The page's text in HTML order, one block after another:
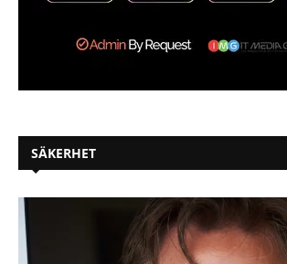
SÄKERHET